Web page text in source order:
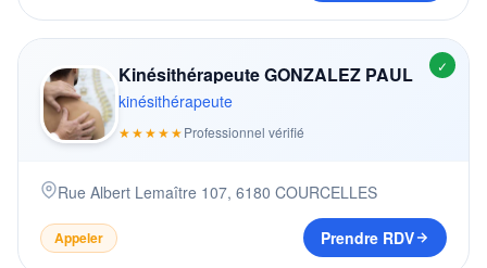
✓
Kinésithérapeute GONZALEZ PAUL
kinésithérapeute
★★★★★Professionnel vérifié
Rue Albert Lemaître 107, 6180 COURCELLES
Appeler Prendre RDV